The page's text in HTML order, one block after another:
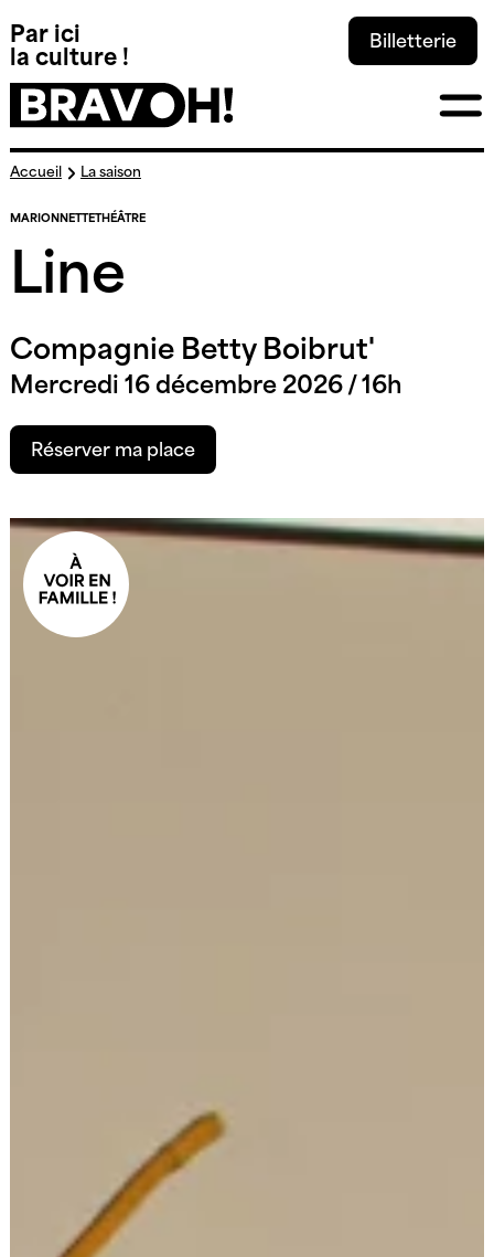
Par ici
la culture !
Billetterie
Skip
Accueil La saison
MARIONNETTETHÉÂTRE
Line
Compagnie Betty Boibrut'
Mercredi 16 décembre 2026 / 16h
Réserver ma place